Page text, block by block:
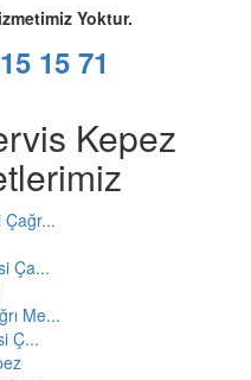
Yoktur.
15 71
Kepez
Çağr...
Ça...
Me...
Ç...